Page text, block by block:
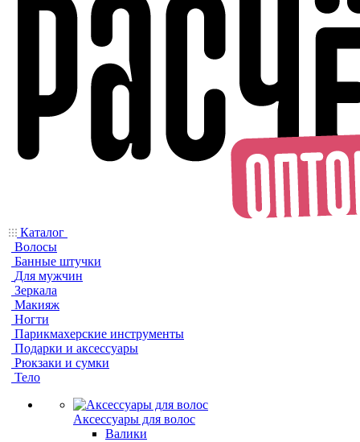
Каталог
Волосы
Банные штучки
Для мужчин
Зеркала
Макияж
Ногти
Парикмахерские инструменты
Подарки и аксессуары
Рюкзаки и сумки
Тело
Аксессуары для волос
Валики